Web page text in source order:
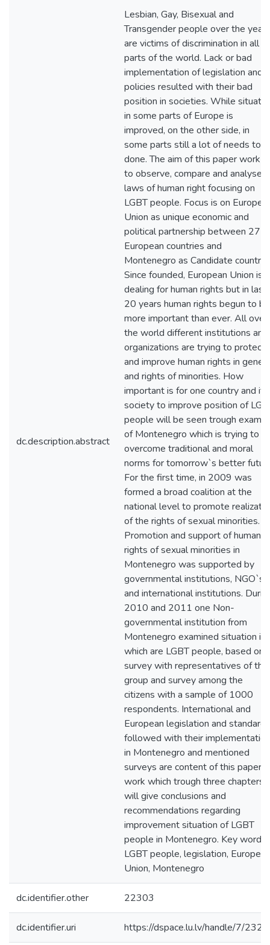
dc.description.abstract
Lesbian, Gay, Bisexual and
Transgender people over the years
are victims of discrimination in all
parts of the world. Lack or bad
implementation of legislation and
policies resulted with their bad
position in societies. While
in some parts of Europe is
improved, on the other side, in
some parts still a lot of needs to
done. The aim of this paper work is
to observe, compare and analyse
laws of human right focusing on
LGBT people. Focus is on
Union as unique economic and
political partnership between 27
European countries and
Montenegro as Candidate country.
Since founded, European Union is
dealing for human rights but in last
20 years human rights begun to be
more important than ever. All over
the world different institutions and
organizations are trying to protect
and improve human rights in
and rights of minorities. How
important is for one country and its
society to improve position of
people will be seen trough
of Montenegro which is trying to
overcome traditional and moral
norms for tomorrow`s better
For the first time, in 2009 was
formed a broad coalition at the
national level to promote
of the rights of sexual minorities.
Promotion and support of human
rights of sexual minorities in
Montenegro was supported by
governmental institutions, NGO`s
and international institutions.
2010 and 2011 one Non-
governmental institution from
Montenegro examined situation in
which are LGBT people, based on
survey with representatives of this
group and survey among the
citizens with a sample of 1000
respondents. International and
European legislation and standards
followed with their implementation
in Montenegro and mentioned
surveys are content of this paper
work which trough three chapters
will give conclusions and
recommendations regarding
improvement situation of LGBT
people in Montenegro. Key words:
LGBT people, legislation, European
Union, Montenegro
dc.identifier.other 22303
dc.identifier.uri https://dspace.lu.lv/handle/7/